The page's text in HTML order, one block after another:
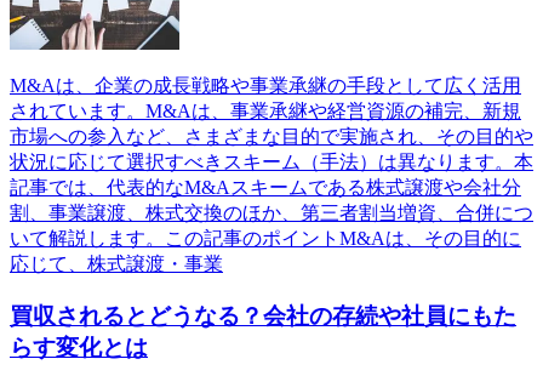
M&Aは、企業の成長戦略や事業承継の手段として広く活用
されています。M&Aは、事業承継や経営資源の補完、新規
市場への参入など、さまざまな目的で実施され、その目的や
状況に応じて選択すべきスキーム（手法）は異なります。本
記事では、代表的なM&Aスキームである株式譲渡や会社分
割、事業譲渡、株式交換のほか、第三者割当増資、合併につ
いて解説します。この記事のポイントM&Aは、その目的に
応じて、株式譲渡・事業
買収されるとどうなる？会社の存続や社員にもた
らす変化とは